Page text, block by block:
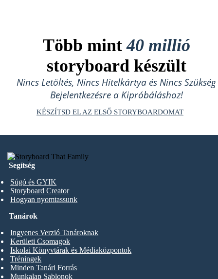
Több mint40 millió
storyboard készült
Nincs Letöltés, Nincs Hitelkártya és Nincs Szükség
Bejelentkezésre a Kipróbáláshoz!
KÉSZÍTSD EL AZ ELSŐ STORYBOARDOMAT
Segítség
Súgó és GYIK
Storyboard Creator
Hogyan nyomtassunk
Tanárok
Ingyenes Verzió Tanároknak
Kerületi Csomagok
Iskolai Könyvtárak és Médiaközpontok
Tréningek
Minden Tanári Forrás
Munkalap Sablonok